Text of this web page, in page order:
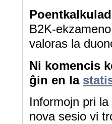
B2K-
valoras la
Ni komencis
ĝin en la
Informojn pri
nova sesio vi